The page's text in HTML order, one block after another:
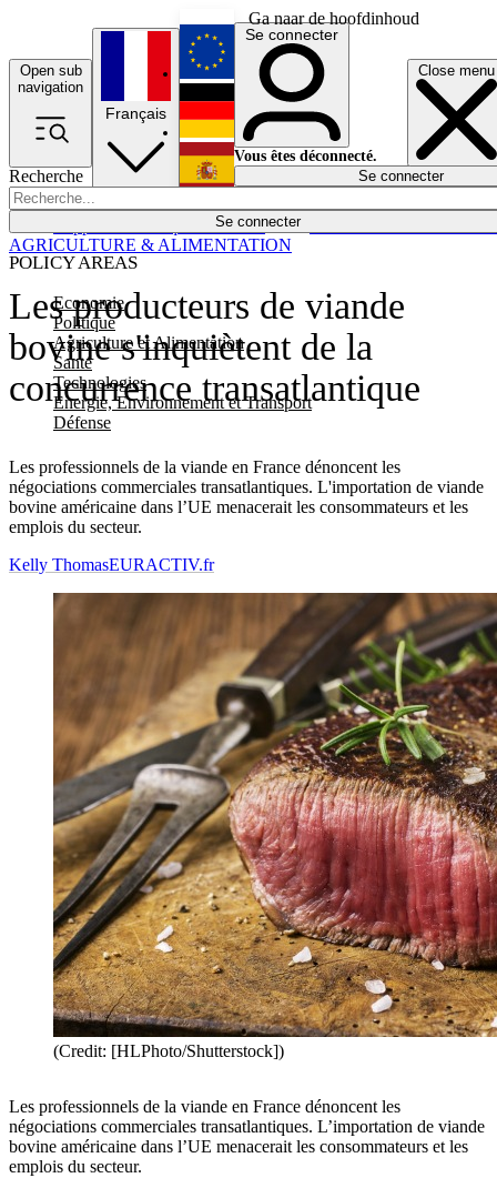
Ga naar de hoofdinhoud
Open sub
navigation
Close menu
Recherche
Se connecter
POLICY AREAS
Economie
Politique
Agriculture et Alimentation
Santé
Technologies
Energie, Environnement et Transport
Défense
Économie
Français
English
Deutsch
Español
Se connecter
Vous êtes déconnecté.
Se connecter
Les producteurs de viande
bovine s'inquiètent de la
concurrence transatlantique
Les professionnels de la viande en France dénoncent les
négociations commerciales transatlantiques. L'importation de viande
bovine américaine dans l’UE menacerait les consommateurs et les
emplois du secteur.
AGRICULTURE & ALIMENTATION
Kelly ThomasEURACTIV.fr
(Credit: [HLPhoto/Shutterstock])
Les professionnels de la viande en France dénoncent les
négociations commerciales transatlantiques. L’importation de viande
bovine américaine dans l’UE menacerait les consommateurs et les
emplois du secteur.